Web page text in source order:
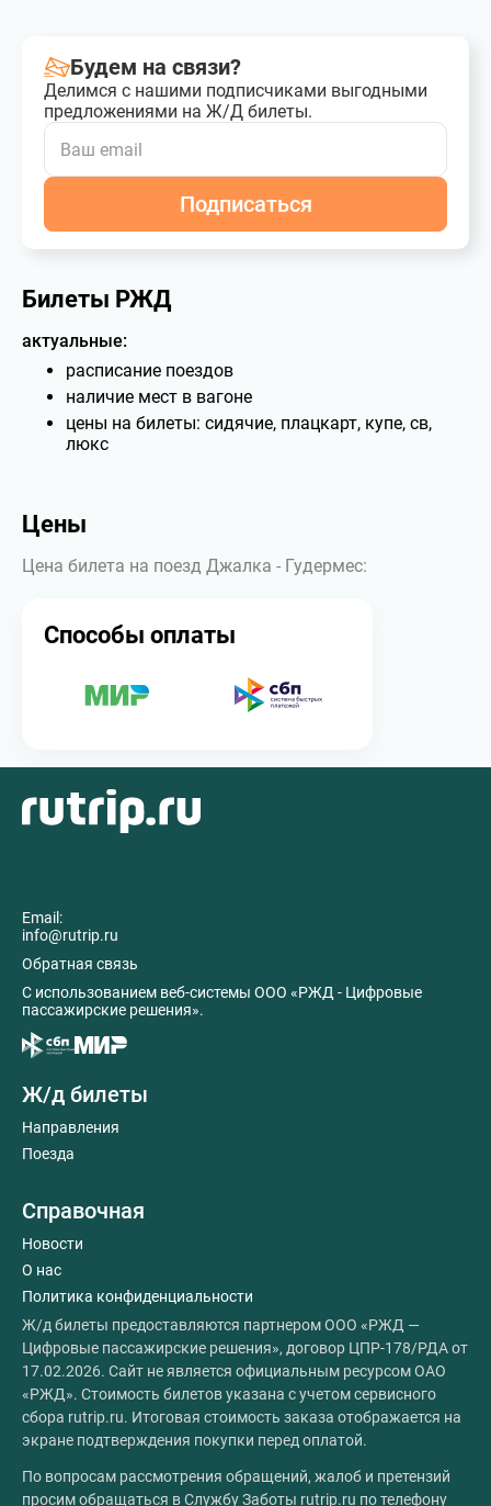
Будем на связи?
Делимся с нашими подписчиками выгодными
предложениями на Ж/Д билеты.
Подписаться
Билеты РЖД
актуальные:
расписание поездов
наличие мест в вагоне
цены на билеты: сидячие, плацкарт, купе, св,
люкс
Цены
Цена билета на поезд Джалка - Гудермес:
Способы оплаты
Email:
info@rutrip.ru
Обратная связь
C использованием веб-системы ООО «РЖД - Цифровые
пассажирские решения».
Ж/д билеты
Направления
Поезда
Справочная
Новости
О нас
Политика конфиденциальности
Ж/д билеты предоставляются партнером ООО «РЖД —
Цифровые пассажирские решения», договор ЦПР-178/РДА от
17.02.2026. Сайт не является официальным ресурсом ОАО
«РЖД». Стоимость билетов указана с учетом сервисного
сбора rutrip.ru. Итоговая стоимость заказа отображается на
экране подтверждения покупки перед оплатой.
По вопросам рассмотрения обращений, жалоб и претензий
просим обращаться в Службу Заботы rutrip.ru по телефону